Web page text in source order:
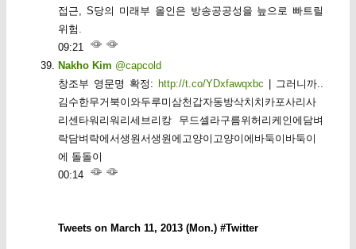
접근, S당의 미래부 올인은 방송공공성을 늪으로 빠트릴
위험.
09:21
Nakho Kim @capcold
창조부 영문명 확정: http://t.co/YDxfawqxbc | 그러니까..
김수한무거북이와두루미삼천갑자동방삭치치카포사리사
리센타워리워리세브리캉 무드셀라구름위허리케인에담벼
락담벼락에서생원서생원에고양이고양이에바둑이바둑이
에 돌돌이
00:14
Tweets on March 11, 2013 (Mon.) #Twitter